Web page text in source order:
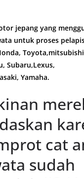
jepang yang
untuk proses
Subaru,Lexus,
Yamaha.
cat
sudah